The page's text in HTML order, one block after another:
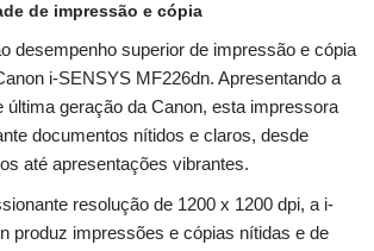
de impressão e cópia
desempenho superior de impressão e cópia
i-SENSYS MF226dn. Apresentando a
última geração da Canon, esta impressora
documentos nítidos e claros, desde
até apresentações vibrantes.
resolução de 1200 x 1200 dpi, a i-
produz impressões e cópias nítidas e de